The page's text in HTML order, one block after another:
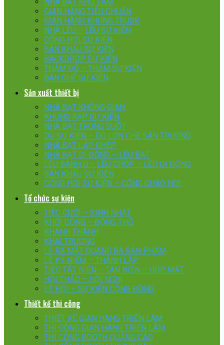
GIAN HÀNG TIÊU CHUẨN
GIAN HÀNG KHUNG TRUSS
NHÀ LỀU – LỀU SỰ KIỆN
CỔNG HƠI SỰ KIỆN
SÂN KHẤU SỰ KIỆN
BACKDROP SỰ KIỆN
THẢM ĐỎ – THẢM SỰ KIỆN
BÀN GHẾ SỰ KIỆN
Sản xuất thiết bị
NHÀ BẠT KHÔNG GIAN
KHUNG RẠP SỰ KIỆN
NHÀ BẠT TRONG SUỐT
DÙ SỰ KIỆN – DÙ LỚN CHE SÂN TRƯỜNG
NHÀ BẠT LẮP GHÉP
NHÀ BẠT DI ĐỘNG – LỀU BẠT
LỀU BÁNH Ú – LỀU CHÓP – LỀU DI ĐỘNG
SÂN KHẤU SỰ KIỆN
CỔNG HƠI SỰ KIỆN – CỔNG CHÀO HƠI
Tổ chức sự kiện
TIỆC CƯỚI – SINH NHẬT
KHỞI CÔNG – ĐỘNG THỔ
KHÁNH THÀNH
KHAI TRƯƠNG
LỄ RA MẮT QUÁNG BÁ SẢN PHẨM
LỄ KỶ NIỆM – THÀNH LẬP
TIỆC TẤT NIÊN – TÂN NIÊN – HỌP MẶT
HỘI THẢO – HỘI NGHỊ
LỄ HỘI – SỰ KIỆN CỘNG ĐỒNG
Thiết kế thi công
THIẾT KẾ GIAN HÀNG TRIỂN LÃM
THI CÔNG GIAN HÀNG TRIỂN LÃM
THI CÔNG BOOTH QUẢNG CÁO